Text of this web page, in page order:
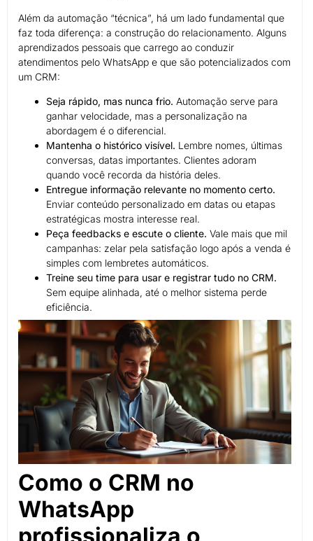
Além da automação “técnica”, há um lado fundamental que
faz toda diferença: a construção do relacionamento. Alguns
aprendizados pessoais que carrego ao conduzir
atendimentos pelo WhatsApp e que são potencializados com
um CRM:
Seja rápido, mas nunca frio. Automação serve para
ganhar velocidade, mas a personalização na
abordagem é o diferencial.
Mantenha o histórico visível. Lembre nomes, últimas
conversas, datas importantes. Clientes adoram
quando você recorda da história deles.
Entregue informação relevante no momento certo.
Enviar conteúdo personalizado em datas ou etapas
estratégicas mostra interesse real.
Peça feedbacks e escute o cliente. Vale mais que mil
campanhas: zelar pela satisfação logo após a venda é
simples com lembretes automáticos.
Treine seu time para usar e registrar tudo no CRM.
Sem equipe alinhada, até o melhor sistema perde
eficiência.
Como o CRM no
WhatsApp